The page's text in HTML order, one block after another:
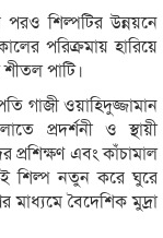
পরও শিল্পটির উন্নয়নে
পরিক্রমায় হারিয়ে
পাটি।
গাজী ওয়াহিদুজ্জামান
প্রদর্শনী ও স্থায়ী
প্রশিক্ষণ এবং কাঁচামাল
শিল্প নতুন করে ঘুরে
মাধ্যমে বৈদেশিক মুদ্রা